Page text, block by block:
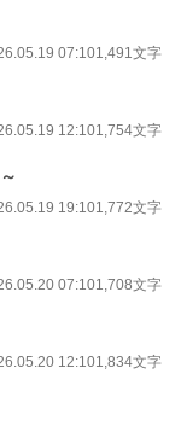
07:101,491文字
12:101,754文字
19:101,772文字
07:101,708文字
12:101,834文字